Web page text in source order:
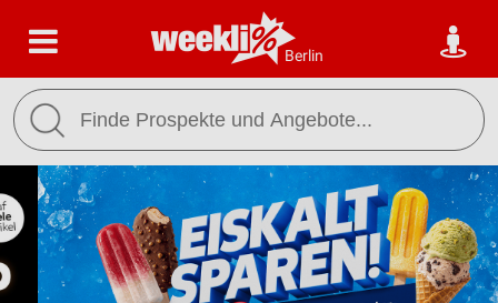
Berlin